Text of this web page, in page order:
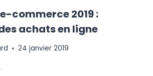
commerce 2019 :
achats en ligne
24 janvier 2019